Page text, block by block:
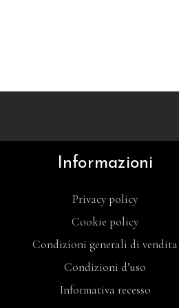
Informazioni
Privacy policy
Cookie policy
Condizioni generali di vendita
Condizioni d’uso
Informativa recesso